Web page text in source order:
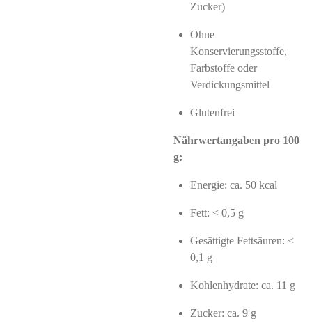
Zucker)
Ohne
Konservierungsstoffe,
Farbstoffe oder
Verdickungsmittel
Glutenfrei
Nährwertangaben pro 100
g:
Energie: ca. 50 kcal
Fett: < 0,5 g
Gesättigte Fettsäuren: <
0,1 g
Kohlenhydrate: ca. 11 g
Zucker: ca. 9 g